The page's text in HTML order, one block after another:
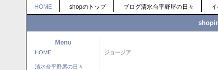
HOME shopのトップ ブログ清水台平野屋の日々
Menu
HOME
清水台平野屋の日々
ジョージア